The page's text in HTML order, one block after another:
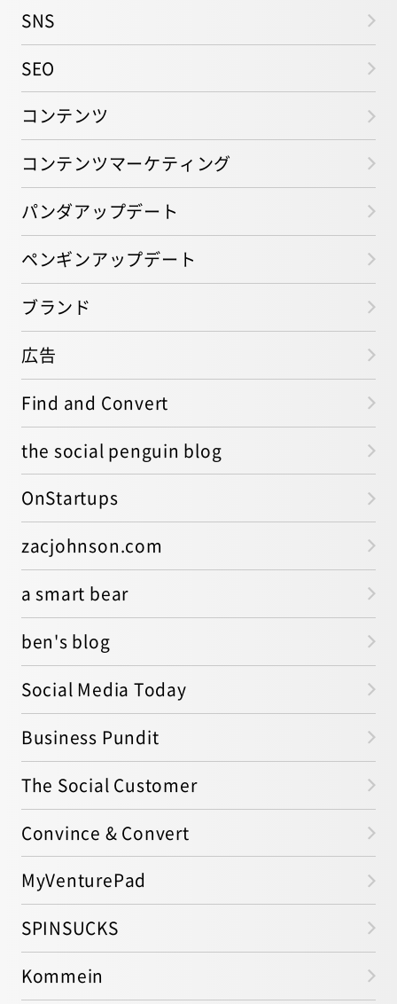
SNS
SEO
コンテンツ
コンテンツマーケティング
パンダアップデート
ペンギンアップデート
ブランド
広告
Find and Convert
the social penguin blog
OnStartups
zacjohnson.com
a smart bear
ben's blog
Social Media Today
Business Pundit
The Social Customer
Convince & Convert
MyVenturePad
SPINSUCKS
Kommein